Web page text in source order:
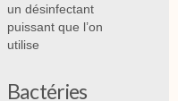
un désinfectant
puissant que l’on
utilise
Bactéries